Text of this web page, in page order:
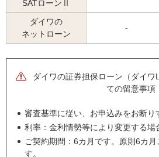
SATローンⅡ
ダイワの
ネットローン
-
ダイワの証券担保ローン（ダイワ
ての留意事項
審査基準に従い、お申込みをお断り
利率：金利情勢等により変更する場
ご契約期間：6カ月です。原則6カ
す。